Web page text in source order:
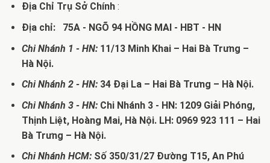
Địa Chỉ Trụ Sở Chính:
Địa chỉ: 75A - NGÕ 94 HỒNG MAI - HBT - HN
Chi Nhánh 1 - HN:11/13 Minh Khai – Hai Bà Trưng –
Hà Nội.
Chi Nhánh 2 - HN:34 Đại La – Hai Bà Trưng – Hà Nội.
Chi Nhánh 3 - HN:Chi Nhánh 3 - HN: 1209 Giải Phóng,
Thịnh Liệt, Hoàng Mai, Hà Nội. LH: 0969 923 111 – Hai
Bà Trưng – Hà Nội.
Chi Nhánh HCM:Số 350/31/27 Đường T15, An Phú